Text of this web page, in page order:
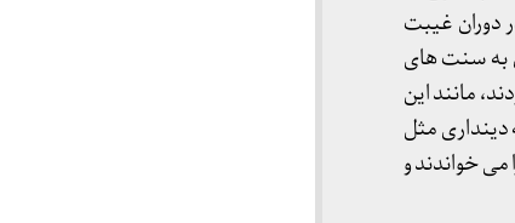
دوران غیبت
به سنت های
مانند این
مثل
خواندند و